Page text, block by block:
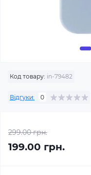
Код товару: in-79482
Відгуки: 0
299.00 грн.
199.00 грн.